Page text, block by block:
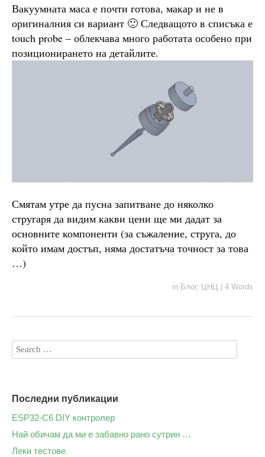
Вакуумната маса е почти готова, макар и не в
оригиналния си вариант 🙂 Следващото в списъка е
touch probe – облекчава много работата особено при
позиционирането на детайлите.
Смятам утре да пусна запитване до няколко
стругаря да видим какви цени ще ми дадат за
основните компоненти (за съжаление, струга, до
който имам достъп, няма достатъча точност за това
…)
in Блог, ЦНЦ 4 Words
Последни публикации
ESP32-C6 DIY контролер
Най обичам да ми е забавно рано сутрин …
Леки тестове